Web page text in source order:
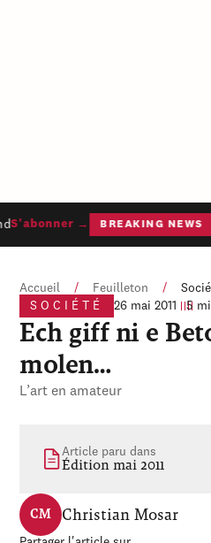
S'abonner → BREAKING NEWS
Accueil / Feuilleton /
SOCIÉTÉ
26 mai 2011 5
Ech giff ni e
molen…
L’art en amateur
Article paru dans
Édition mai 2011
CM Christian Mosar